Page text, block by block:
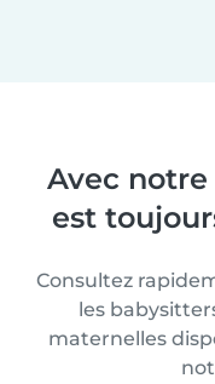
Avec
est
Consultez
les
maternelles